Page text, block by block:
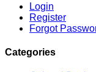
Login
Register
Forgot
Categories